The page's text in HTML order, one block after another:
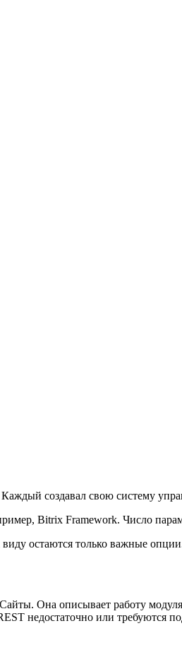
создавал свою систему
Bitrix Framework. Число
остаются только важные
Она описывает работу
недостаточно или требуются